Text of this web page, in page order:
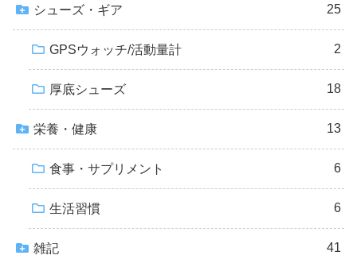
シューズ・ギア 25
GPSウォッチ/活動量計 2
厚底シューズ 18
栄養・健康 13
食事・サプリメント 6
生活習慣 6
雑記 41